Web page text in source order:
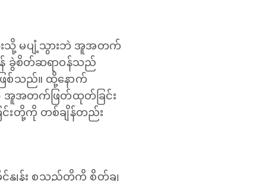
လုံးသို့ မပျံ့သွားဘဲ အူအတက်
န် ခွဲစိတ်ဆရာဝန်သည်
ြစ်သည်။ ထို့နောက်
သာ အူအတက်ဖြတ်ထုတ်ခြင်း
င်းတို့ကို တစ်ချိန်တည်း
ခိုင်နှုန်း စသည်တို့ကို စိတ်ချ